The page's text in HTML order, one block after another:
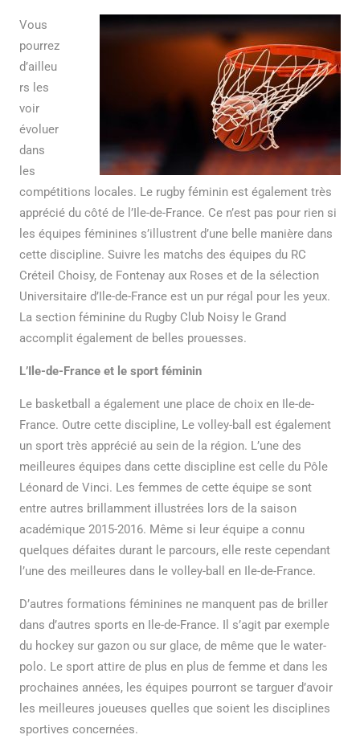
Vous
pourrez
d’ailleu
rs les
voir
évoluer
dans
les
compétitions locales. Le rugby féminin est également très
apprécié du côté de l’Ile-de-France. Ce n’est pas pour rien si
les équipes féminines s’illustrent d’une belle manière dans
cette discipline. Suivre les matchs des équipes du RC
Créteil Choisy, de Fontenay aux Roses et de la sélection
Universitaire d’Ile-de-France est un pur régal pour les yeux.
La section féminine du Rugby Club Noisy le Grand
accomplit également de belles prouesses.
L’Ile-de-France et le sport féminin
Le basketball a également une place de choix en Ile-de-
France. Outre cette discipline, Le volley-ball est également
un sport très apprécié au sein de la région. L’une des
meilleures équipes dans cette discipline est celle du Pôle
Léonard de Vinci. Les femmes de cette équipe se sont
entre autres brillamment illustrées lors de la saison
académique 2015-2016. Même si leur équipe a connu
quelques défaites durant le parcours, elle reste cependant
l’une des meilleures dans le volley-ball en Ile-de-France.
D’autres formations féminines ne manquent pas de briller
dans d’autres sports en Ile-de-France. Il s’agit par exemple
du hockey sur gazon ou sur glace, de même que le water-
polo. Le sport attire de plus en plus de femme et dans les
prochaines années, les équipes pourront se targuer d’avoir
les meilleures joueuses quelles que soient les disciplines
sportives concernées.